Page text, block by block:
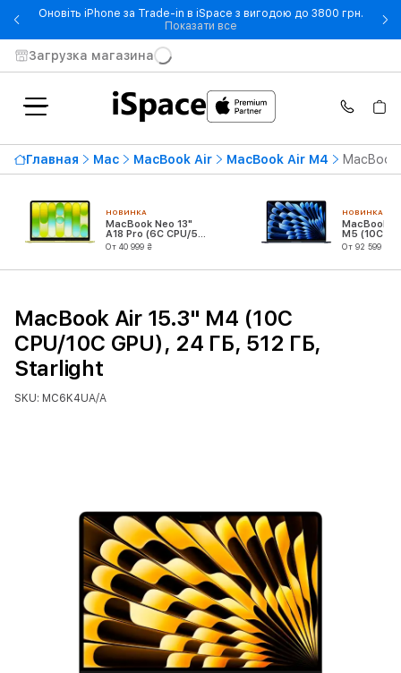
Оновіть iPhone за Trade-in в iSpace з вигодою до 3800 грн.
Показати все- Оновіть iPhone за Trade-in
Загрузка магазина
Главная Mac MacBook Air MacBook Air M4
НОВИНКА
MacBook Neo 13"
A18 Pro (6C CPU/5C
GPU)
От 40 999 ₴
НОВИНКА
MacBook
M5 (10C
GPU)
От 92 599 ₴
MacBook Air 15.3" M4 (10C
CPU/10C GPU), 24 ГБ, 512 ГБ,
Starlight
SKU: MC6K4UA/A